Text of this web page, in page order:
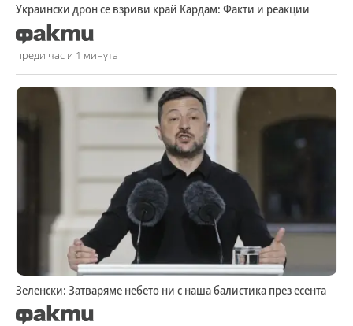
Украински дрон се взриви край Кардам: Факти и реакции
преди час и 1 минута
Зеленски: Затваряме небето ни с наша балистика през есента